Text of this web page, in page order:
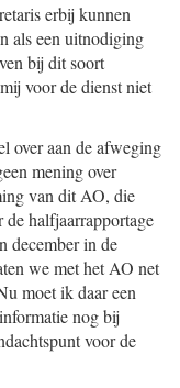
erbij kunnen
als een uitnodiging
bij dit soort
voor de dienst niet
over aan de afweging
mening over
van dit AO, die
halfjaarrapportage
december in de
we met het AO net
moet ik daar een
nog bij
voor de